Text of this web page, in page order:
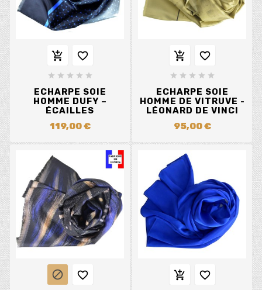
 
    
ECHARPE SOIE
HOMME DUFY –
ÉCAILLES
119,00 €
 
    
ECHARPE SOIE
HOMME DE VITRUVE -
LÉONARD DE VINCI
95,00 €
   